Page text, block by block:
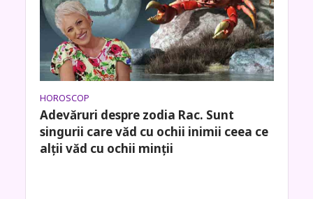
HOROSCOP
Adevăruri despre zodia Rac. Sunt
singurii care văd cu ochii inimii ceea ce
alţii văd cu ochii minţii